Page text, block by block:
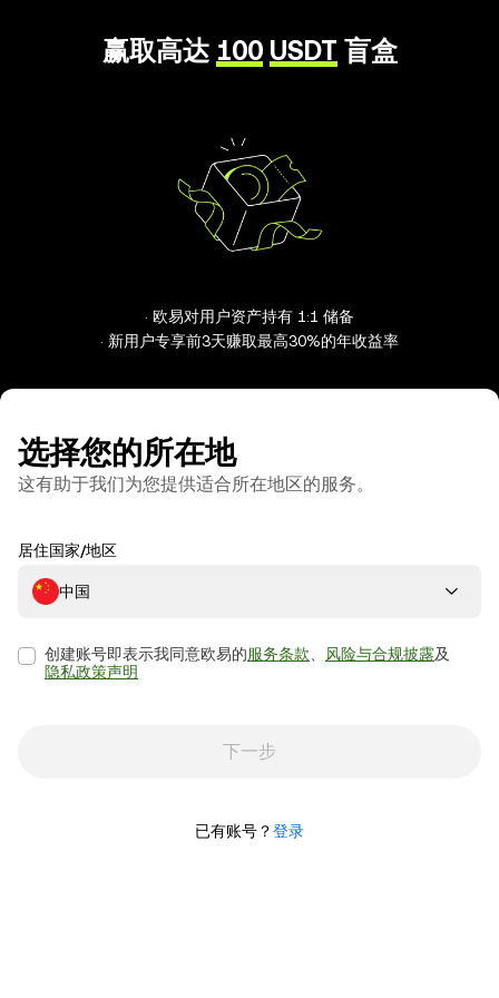
赢取高达 100 USDT 盲盒
· 欧易对用户资产持有 1:1 储备
· 新用户专享前3天赚取最高30%的年收益率
选择您的所在地
这有助于我们为您提供适合所在地区的服务。
居住国家/地区
中国
创建账号即表示我同意欧易的服务条款 风险与合规披露及
隐私政策声明
下一步
已有账号？登录